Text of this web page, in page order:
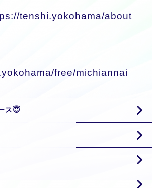
tenshi.yokohama/about
free/michiannai
ス😇